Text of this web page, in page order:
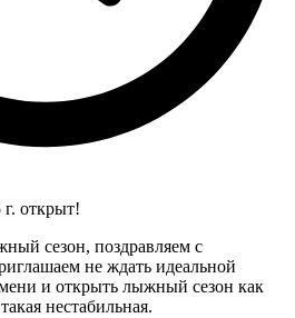
г. открыт!
сезон, поздравляем с
не ждать идеальной
и открыть лыжный сезон как
нестабильная.